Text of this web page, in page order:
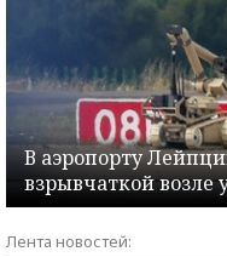
В аэропорту
взрывчаткой возле
Лента новостей: